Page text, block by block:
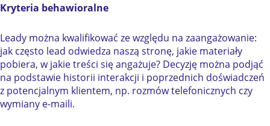
Kryteria behawioralne
Leady można kwalifikować ze względu na zaangażowanie:
jak często lead odwiedza naszą stronę, jakie materiały
pobiera, w jakie treści się angażuje? Decyzję można podjąć
na podstawie historii interakcji i poprzednich doświadczeń
z potencjalnym klientem, np. rozmów telefonicznych czy
wymiany e-maili.